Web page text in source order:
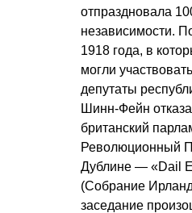
отпраздновала
независимости.
1918 года, в
могли
депутаты
Шинн-Фейн
британский
Революционный
Дублине — «Dail
(Собрание
заседание